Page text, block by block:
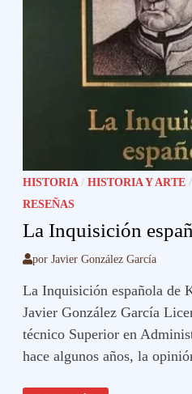
HISTORIA /HISTORIA Y ARTE
RESEÑAS
La Inquisición
porJavier González García
La Inquisición española de
Javier González García
técnico Superior en
hace algunos años, la